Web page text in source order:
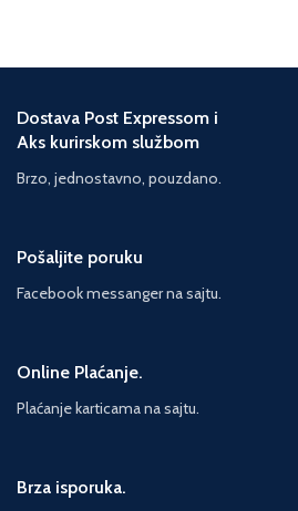
Dostava Post Expressom i
Aks kurirskom službom
Brzo, jednostavno, pouzdano.
Pošaljite poruku
Facebook messanger na sajtu.
Online Plaćanje.
Plaćanje karticama na sajtu.
Brza isporuka.